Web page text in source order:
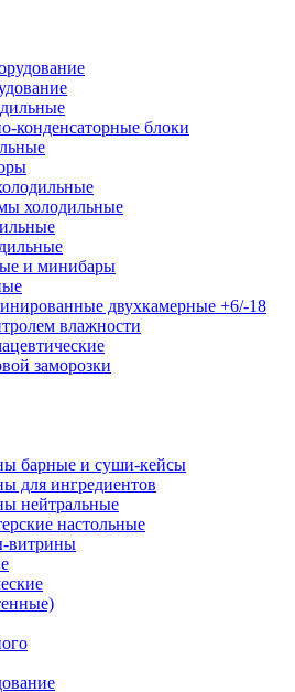
конденсаторные блоки
холодильные
и минибары
двухкамерные +6/-18
влажности
заморозки
барные и суши-кейсы
для ингредиентов
нейтральные
настольные